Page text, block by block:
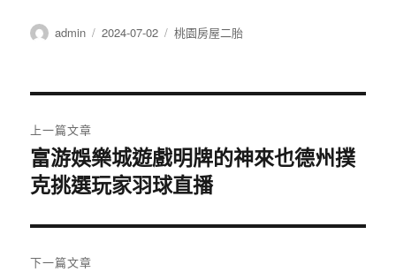
作
admin
發
2024-07-02
分
桃園房屋二胎
章
導
覽
上一篇文章
上
一
文
章:
富游娛樂城遊戲明牌的神來也德州撲
克挑選玩家羽球直播
下一篇文章